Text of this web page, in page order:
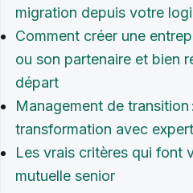
migration depuis votre
Comment créer une
ou son partenaire et bien
départ
Management de transition
transformation avec
Les vrais critères qui font
mutuelle senior